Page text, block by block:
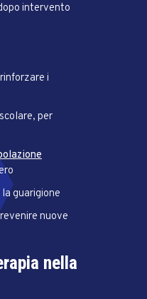
intervento
i
per
guarigione
nuove
nella